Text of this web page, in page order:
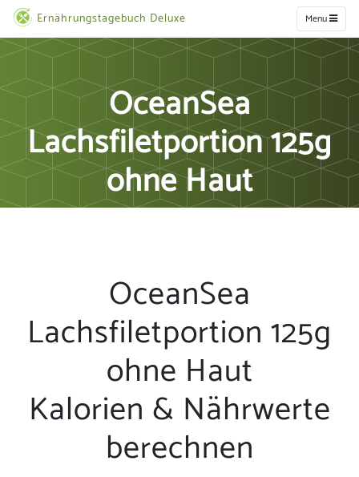
Ernährungstagebuch Deluxe Menu
OceanSea
Lachsfiletportion 125g
ohne Haut
OceanSea
Lachsfiletportion 125g
ohne Haut
Kalorien & Nährwerte
berechnen